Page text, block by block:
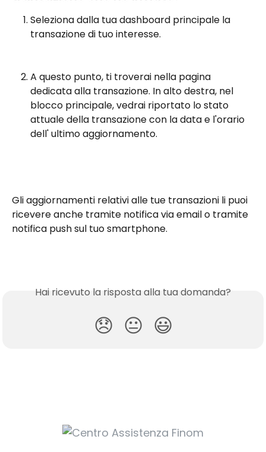
Seleziona dalla tua dashboard principale la
transazione di tuo interesse.
A questo punto, ti troverai nella pagina
dedicata alla transazione. In alto destra, nel
blocco principale, vedrai riportato lo stato
attuale della transazione con la data e l'orario
dell' ultimo aggiornamento.
Gli aggiornamenti relativi alle tue transazioni li puoi
ricevere anche tramite notifica via email o tramite
notifica push sul tuo smartphone.
Hai ricevuto la risposta alla tua domanda?
😞 😐 😃